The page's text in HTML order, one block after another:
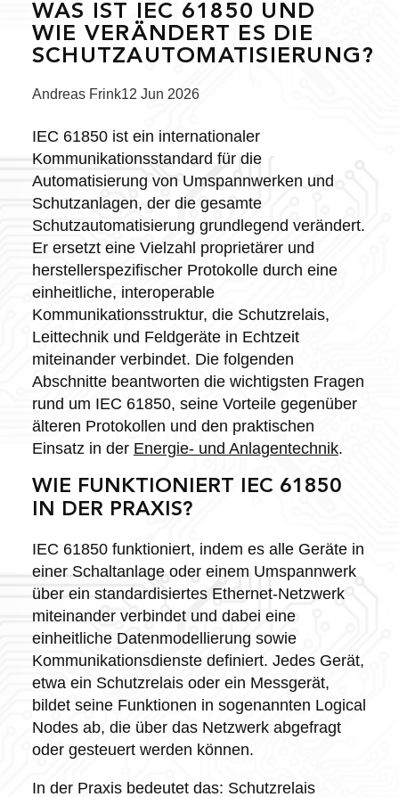
WAS IST IEC 61850 UND
WIE VERÄNDERT ES DIE
SCHUTZAUTOMATISIERUNG?
Posted
Andreas Frink12 Jun 2026
IEC 61850 ist ein internationaler
Kommunikationsstandard für die
Automatisierung von Umspannwerken und
Schutzanlagen, der die gesamte
Schutzautomatisierung grundlegend verändert.
Er ersetzt eine Vielzahl proprietärer und
herstellerspezifischer Protokolle durch eine
einheitliche, interoperable
Kommunikationsstruktur, die Schutzrelais,
Leittechnik und Feldgeräte in Echtzeit
miteinander verbindet. Die folgenden
Abschnitte beantworten die wichtigsten Fragen
rund um IEC 61850, seine Vorteile gegenüber
älteren Protokollen und den praktischen
Einsatz in der Energie- und Anlagentechnik.
WIE FUNKTIONIERT IEC 61850
IN DER PRAXIS?
IEC 61850 funktioniert, indem es alle Geräte in
einer Schaltanlage oder einem Umspannwerk
über ein standardisiertes Ethernet-Netzwerk
miteinander verbindet und dabei eine
einheitliche Datenmodellierung sowie
Kommunikationsdienste definiert. Jedes Gerät,
etwa ein Schutzrelais oder ein Messgerät,
bildet seine Funktionen in sogenannten Logical
Nodes ab, die über das Netzwerk abgefragt
oder gesteuert werden können.
In der Praxis bedeutet das: Schutzrelais